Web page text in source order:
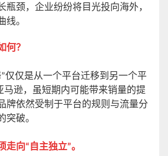
瓶颈，企业纷纷将目光投向海外，
线。
何？
”仅仅是从一个平台迁移到另一个平
逊，虽短期内可能带来销量的提
牌依然受制于平台的规则与流量分
突破。
走向 “自主独立”。